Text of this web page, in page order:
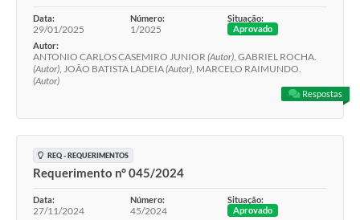
Data:
29/01/2025
Número:
1/2025
Situação:
Aprovado
Autor:
ANTONIO CARLOS CASEMIRO JUNIOR (Autor), GABRIEL ROCHA.
(Autor), JOÃO BATISTA LADEIA(Autor), MARCELO RAIMUNDO.
(Autor)
Respostas
REQ - REQUERIMENTOS
Requerimento n° 045/2024
Data:
27/11/2024
Número:
45/2024
Situação:
Aprovado